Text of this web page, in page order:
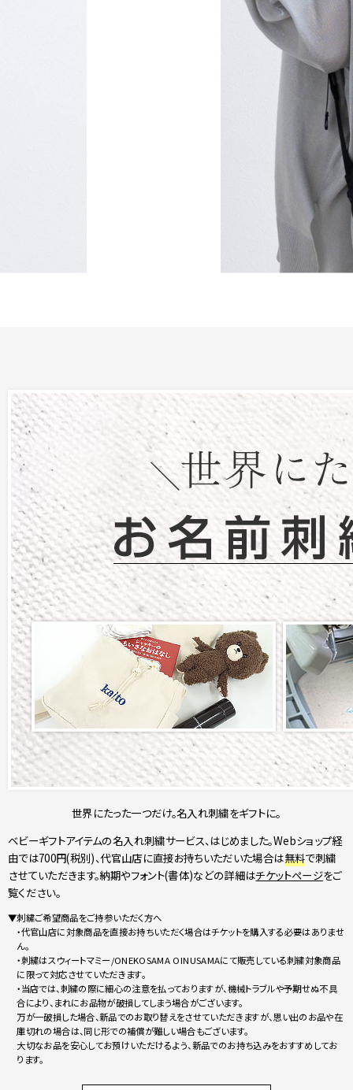
世界にたった一つだけ。名入れ刺繍をギフトに。
ベビーギフトアイテムの名入れ刺繍サービス、はじめました。Webショップ経
由では700円(税別)、代官山店に直接お持ちいただいた場合は無料で刺繍
させていただきます。納期やフォント(書体)などの詳細はチケットページをご
覧ください。
▼刺繍ご希望商品をご持参いただく方へ
・代官山店に対象商品を直接お持ちいただく場合はチケットを購入する必要はありませ
ん。
・刺繍はスウィートマミー/ONEKOSAMA OINUSAMAにて販売している刺繍対象商品
に限って対応させていただきます。
・当店では、刺繍の際に細心の注意を払っておりますが、機械トラブルや予期せぬ不具
合により、まれにお品物が破損してしまう場合がございます。
万が一破損した場合、新品でのお取り替えをさせていただきますが、思い出のお品や在
庫切れの場合は、同じ形での補償が難しい場合もございます。
大切なお品を安心してお預けいただけるよう、新品でのお持ち込みをおすすめしてお
ります。